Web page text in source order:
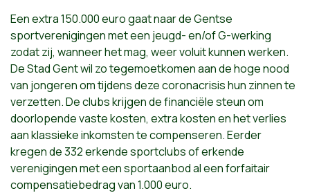
Een extra 150.000 euro gaat naar de Gentse
sportverenigingen met een jeugd- en/of G-werking
zodat zij, wanneer het mag, weer voluit kunnen werken.
De Stad Gent wil zo tegemoetkomen aan de hoge nood
van jongeren om tijdens deze coronacrisis hun zinnen te
verzetten. De clubs krijgen de financiële steun om
doorlopende vaste kosten, extra kosten en het verlies
aan klassieke inkomsten te compenseren. Eerder
kregen de 332 erkende sportclubs of erkende
verenigingen met een sportaanbod al een forfaitair
compensatiebedrag van 1.000 euro.